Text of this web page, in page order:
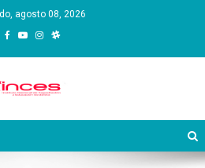
agosto 08, 2026
Nacional de
y Educación